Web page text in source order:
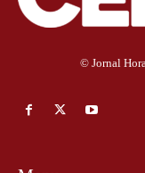
© Jornal